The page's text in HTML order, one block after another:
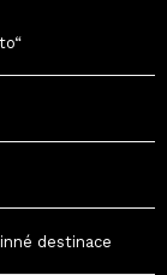
destinace